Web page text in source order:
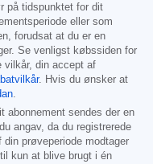
på tidspunktet for dit
eller som
forudsat at du er en
Se venligst købssiden for
vilkår, din accept af
. Hvis du ønsker at
.
abonnement sendes der en
angav, da du registrerede
prøveperiode modtager
kun at blive brugt i én